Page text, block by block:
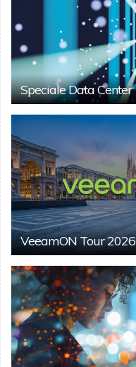
Speciale Data Center
VeeamON Tour 2026